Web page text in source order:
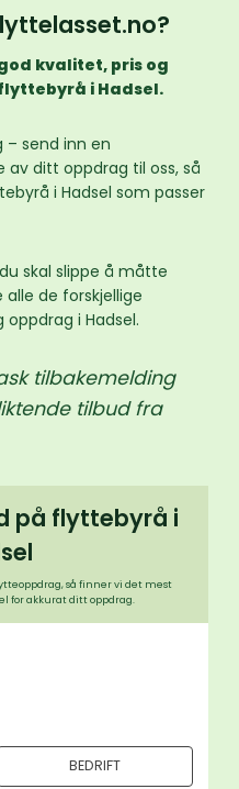
kvalitet, pris og
i Hadsel.
send inn en
av ditt oppdrag til oss, så
i Hadsel som passer
skal slippe å måtte
de forskjellige
i Hadsel.
tilbakemelding
tilbud fra
på flyttebyrå i
så finner vi det mest
for akkurat ditt oppdrag.
BEDRIFT